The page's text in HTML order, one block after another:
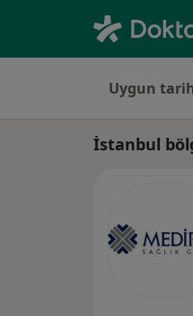
Uygun
İstanbul